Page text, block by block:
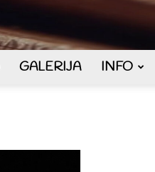
GALERIJA INFO